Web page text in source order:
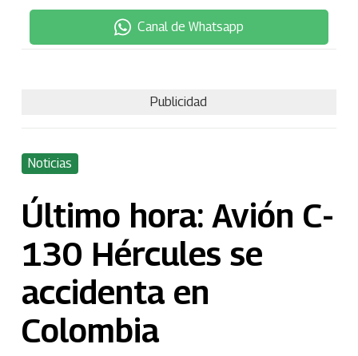
Canal de Whatsapp
Publicidad
Noticias
Último hora: Avión C-
130 Hércules se
accidenta en
Colombia